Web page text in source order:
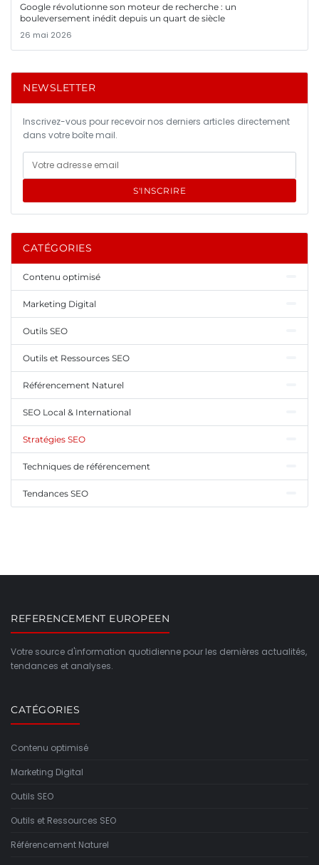
Google révolutionne son moteur de recherche : un
bouleversement inédit depuis un quart de siècle
26 mai 2026
NEWSLETTER
Inscrivez-vous pour recevoir nos derniers articles directement
dans votre boîte mail.
S'INSCRIRE
CATÉGORIES
Contenu optimisé
Marketing Digital
Outils SEO
Outils et Ressources SEO
Référencement Naturel
SEO Local & International
Stratégies SEO
Techniques de référencement
Tendances SEO
REFERENCEMENT EUROPEEN
Votre source d'information quotidienne pour les dernières actualités,
tendances et analyses.
CATÉGORIES
Contenu optimisé
Marketing Digital
Outils SEO
Outils et Ressources SEO
Référencement Naturel